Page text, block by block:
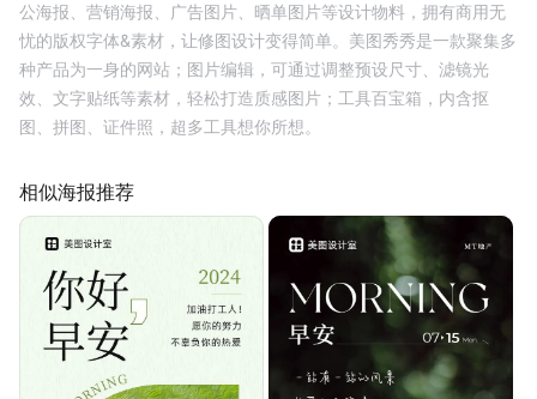
公海报、营销海报、广告图片、晒单图片等设计物料，拥有商用无
忧的版权字体&素材，让修图设计变得简单。美图秀秀是一款聚集多
种产品为一身的网站；图片编辑，可通过调整预设尺寸、滤镜光
效、文字贴纸等素材，轻松打造质感图片；工具百宝箱，内含抠
图、拼图、证件照，超多工具想你所想。
相似海报推荐